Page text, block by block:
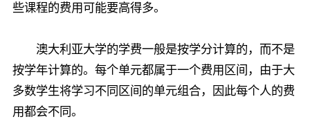
些课程的费用可能要高得多。
澳大利亚大学的学费一般是按学分计算的，而不是
按学年计算的。每个单元都属于一个费用区间，由于大
多数学生将学习不同区间的单元组合，因此每个人的费
用都会不同。